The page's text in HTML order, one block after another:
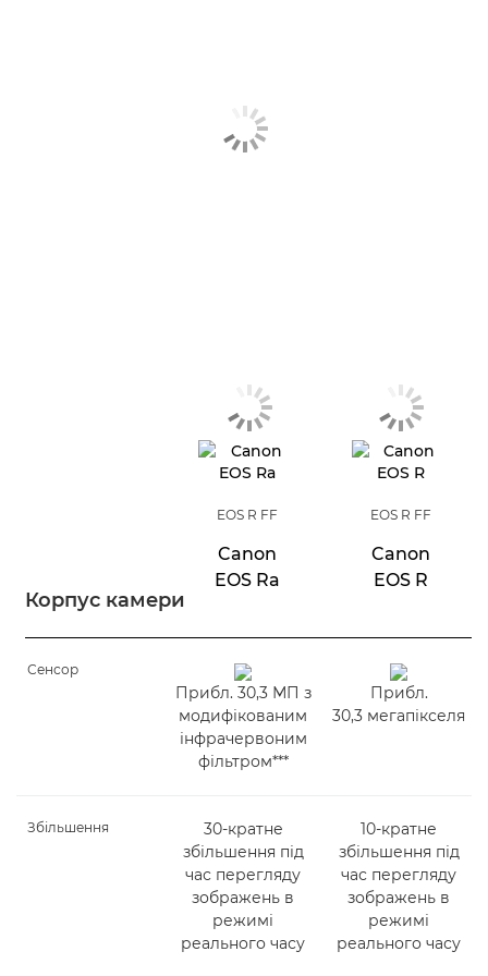
Корпус камери
EOS R FF
Canon
EOS Ra
EOS R FF
Canon
EOS R
Сенсор
Прибл. 30,3 МП з
модифікованим
інфрачервоним
фільтром***
Прибл.
30,3 мегапікселя
Збільшення
30-кратне
збільшення під
час перегляду
зображень в
режимі
реального часу
10-кратне
збільшення під
час перегляду
зображень в
режимі
реального часу